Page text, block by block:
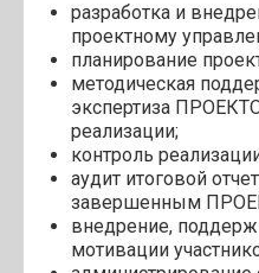
разработка и
проектному
планирование
методическая
экспертиза
реализации;
контроль
аудит итоговой
завершенным
внедрение,
мотивации